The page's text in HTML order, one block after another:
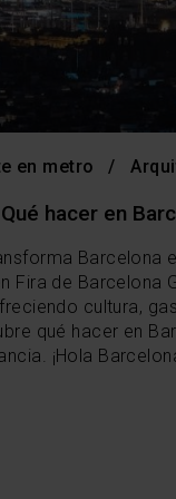
en metro
hacer en
Barcelona
Fira de Barcelona
cultura,
qué hacer en
¡Hola